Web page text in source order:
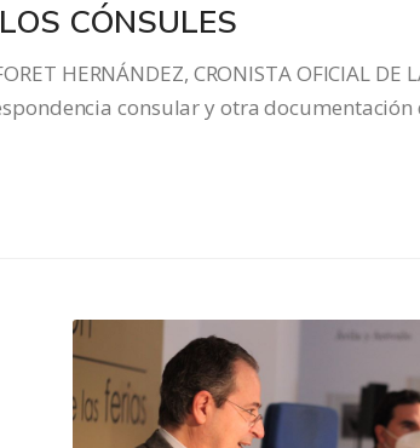
CÓNSULES
HERNÁNDEZ, CRONISTA OFICIAL DE
consular y otra